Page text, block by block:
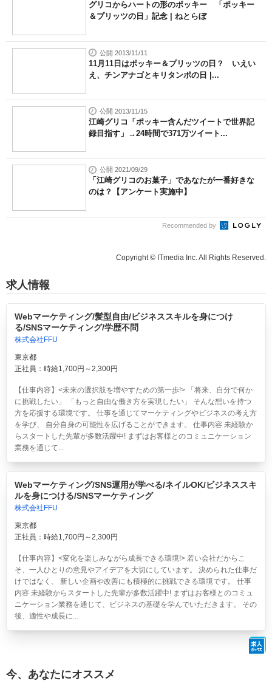
グリコからハートの形のポッキー 「ポッキー
＆プリッツの日」記念 | ねとらぼ
公開 2013/11/11
11月11日はポッキー＆プリッツの日？ いえい
え、チンアナゴとキリタンポの日 |...
公開 2013/11/15
江崎グリコ「ポッキー含んだツイートで世界記
録目指す」→24時間で371万ツイート...
公開 2021/09/29
「江崎グリコのお菓子」であなたが一番好きな
のは？【アンケート実施中】
Recommended by
Copyright © ITmedia Inc. All Rights Reserved.
求人情報
Webマーケティング/髪型自由/ビジネススキルを身につけ
る/SNSマーケティング/学歴不問
株式会社FFU
東京都
正社員：時給1,700円～2,300円
【仕事内容】<未来の選択肢を増やすための第一歩!> 「将来、自分で何か
に挑戦したい」 「もっと自由な働き方を実現したい」 そんな想いを持つ
方を応援する環境です。 仕事を通じてマーケティングやビジネスの考え方
を学び、 自分自身の可能性を広げることができます。 仕事内容 未経験か
らスタートした先輩が多数活躍中! まずはお客様とのコミュニケーション
業務を通じて...
Webマーケティング/SNS運用が学べる/ネイルOK/ビジネススキ
ルを身につける/SNSマーケティング
株式会社FFU
東京都
正社員：時給1,700円～2,300円
【仕事内容】<変化を楽しみながら成長できる環境!> 若い会社だからこ
そ、一人ひとりの意見やアイデアを大切にしています。 決められた仕事だ
けではなく、 新しい企画や改善にも積極的に挑戦できる環境です。 仕事
内容 未経験からスタートした先輩が多数活躍中! まずはお客様とのコミュ
ニケーション業務を通じて、ビジネスの基礎を学んでいただきます。 その
後、適性や成長に...
今、あなたにオススメ